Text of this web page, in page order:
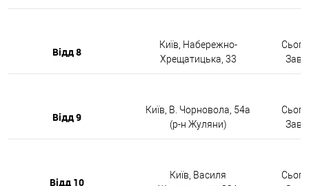
Відд 8
Київ, Набережно-
Хрещатицька, 33
Відд 9
Київ, В. Чорновола, 54а
(р-н Жуляни)
Відд 10
Київ, Василя